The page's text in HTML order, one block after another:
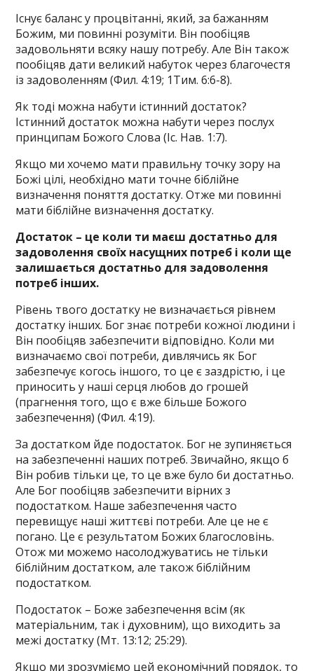
Існує баланс у процвітанні, який, за бажанням
Божим, ми повинні розуміти. Він пообіцяв
задовольняти всяку нашу потребу. Але Він також
пообіцяв дати великий набуток через благочестя
із задоволенням (Фил. 4:19; 1Тим. 6:6-8).
Як тоді можна набути істинний достаток?
Істинний достаток можна набути через послух
принципам Божого Слова (Іс. Нав. 1:7).
Якщо ми хочемо мати правильну точку зору на
Божі цілі, необхідно мати точне біблійне
визначення поняття достатку. Отже ми повинні
мати біблійне визначення достатку.
Достаток – це коли ти маєш достатньо для
задоволення своїх насущних потреб і коли ще
залишається достатньо для задоволення
потреб інших.
Рівень твого достатку не визначається рівнем
достатку інших. Бог знає потреби кожної людини і
Він пообіцяв забезпечити відповідно. Коли ми
визначаємо свої потреби, дивлячись як Бог
забезпечує когось іншого, то це є заздрістю, і це
приносить у наші серця любов до грошей
(прагнення того, що є вже більше Божого
забезпечення) (Фил. 4:19).
За достатком йде подостаток. Бог не зупиняється
на забезпеченні наших потреб. Звичайно, якщо б
Він робив тільки це, то це вже було би достатньо.
Але Бог пообіцяв забезпечити вірних з
подостатком. Наше забезпечення часто
перевищує наші життєві потреби. Але це не є
погано. Це є результатом Божих благословінь.
Отож ми можемо насолоджуватись не тільки
біблійним достатком, але також біблійним
подостатком.
Подостаток – Боже забезпечення всім (як
матеріальним, так і духовним), що виходить за
межі достатку (Мт. 13:12; 25:29).
Якщо ми зрозуміємо цей економічний порядок, то